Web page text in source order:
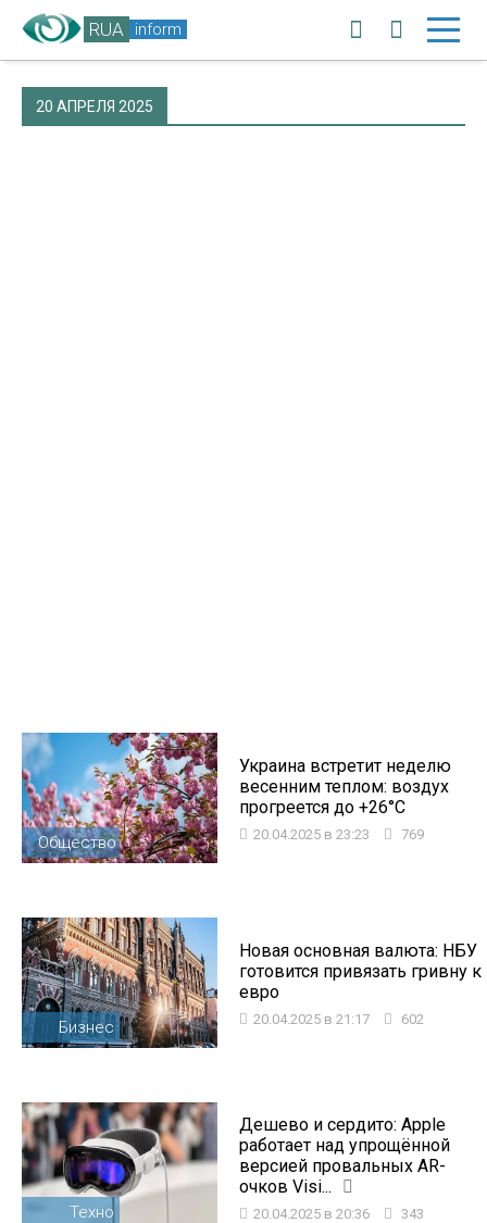
RUA inform
20 АПРЕЛЯ 2025
Общество
Украина встретит неделю
весенним теплом: воздух
прогреется до +26°C
20.04.2025 в 23:23 769
Бизнес
Новая основная валюта: НБУ
готовится привязать гривну к
евро
20.04.2025 в 21:17 602
Техно
Дешево и сердито: Apple
работает над упрощённой
версией провальных AR-
очков Visi...
20.04.2025 в 20:36 343